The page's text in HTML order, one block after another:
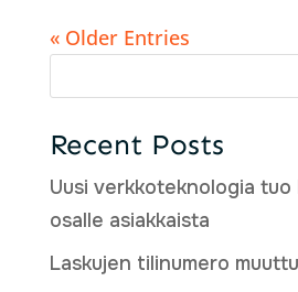
« Older Entries
Recent Posts
Uusi verkkoteknologia
osalle asiakkaista
Laskujen tilinumero